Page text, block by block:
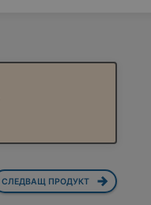
СЛЕДВАЩ ПРОДУКТ